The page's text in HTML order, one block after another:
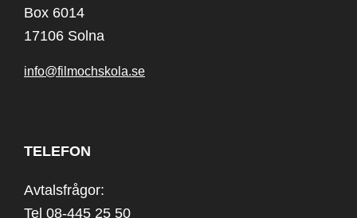
Box 6014
17106 Solna
info@filmochskola.se
TELEFON
Avtalsfrågor:
Tel 08-445 25 50